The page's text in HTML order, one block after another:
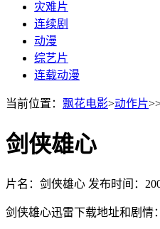
灾难片
连续剧
动漫
综艺片
连载动漫
当前位置： 飘花电影>动作片
剑侠雄心
片名：剑侠雄心 发布时间：
剑侠雄心迅雷下载地址和剧情：